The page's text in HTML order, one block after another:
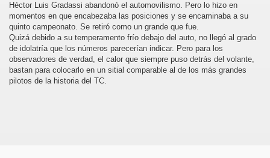
Héctor Luis Gradassi abandonó el automovilismo. Pero lo hizo en
momentos en que encabezaba las posiciones y se encaminaba a su
quinto campeonato. Se retiró como un grande que fue.
Quizá debido a su temperamento frío debajo del auto, no llegó al grado
de idolatría que los números parecerían indicar. Pero para los
observadores de verdad, el calor que siempre puso detrás del volante,
bastan para colocarlo en un sitial comparable al de los más grandes
pilotos de la historia del TC.